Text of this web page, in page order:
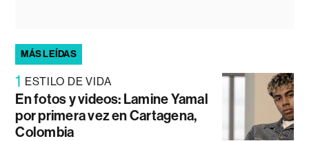
MÁS LEÍDAS
1 ESTILO DE VIDA
En fotos y videos: Lamine Yamal
por primera vez en Cartagena,
Colombia